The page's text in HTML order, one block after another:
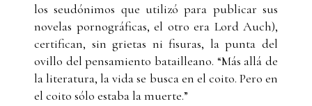
los seudónimos que utilizó para publicar sus
novelas pornográficas, el otro era Lord Auch),
certifican, sin grietas ni fisuras, la punta del
ovillo del pensamiento batailleano. “Más allá de
la literatura, la vida se busca en el coito. Pero en
el coito sólo estaba la muerte.”